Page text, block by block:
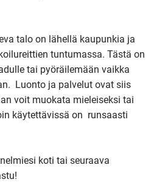
talo on lähellä kaupunkia ja
tuntumassa. Tästä on
tai pyöräilemään vaikka
Luonto ja palvelut ovat siis
voit muokata mieleiseksi tai
käytettävissä on  runsaasti
koti tai seuraava